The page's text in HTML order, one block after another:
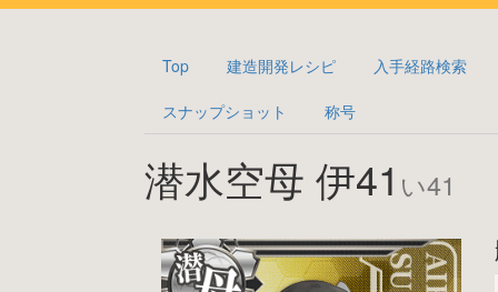
Top 建造開発レシピ 入手経路検索
スナップショット 称号
潜水空母 伊41 い41